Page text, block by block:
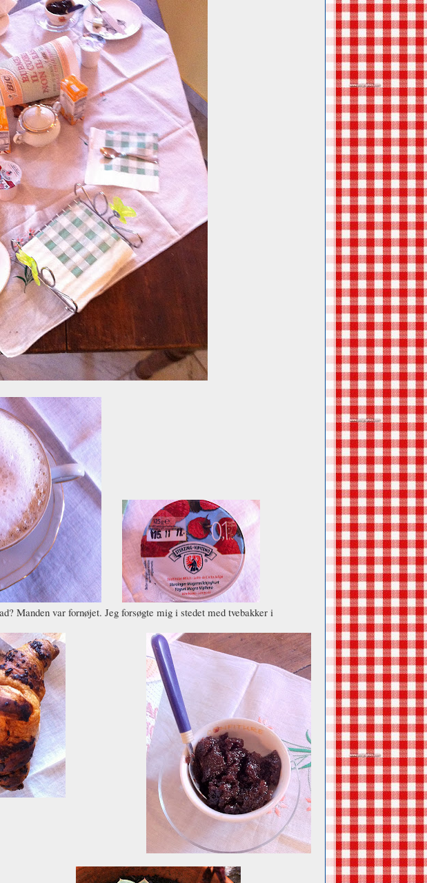
Manden var fornøjet. Jeg forsøgte mig i stedet med tvebakker i